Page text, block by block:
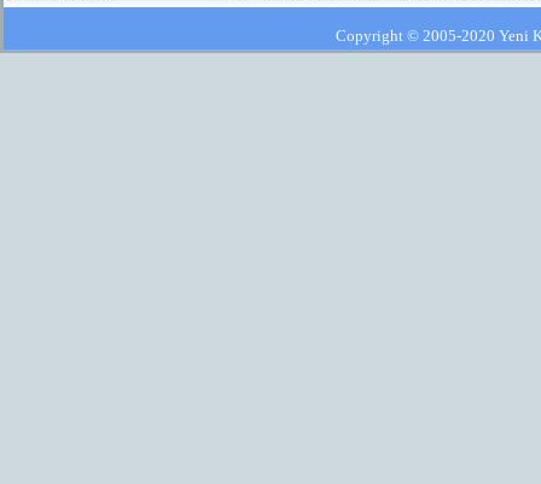
Copyright © 2005-2020 Yeni